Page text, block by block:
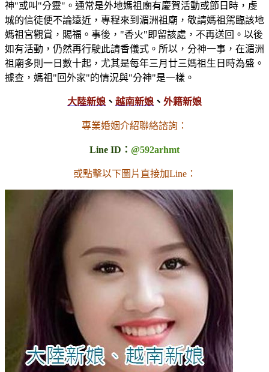
神"或叫"分靈"。通常是外地媽祖廟有慶賀活動或節日時，虔
城的信徒便不論遠近，專程來到湄洲祖廟，敬請媽祖駕臨該地
媽祖宮觀賞，賜福。事後，"香火"即留該處，不再送回。以後
如有活動，仍然再行駛此請香儀式。所以，分神一事，在湄洲
祖廟多則一日數十起，尤其是每年三月廿三媽祖生日時為盛。
據查，媽祖"回外家"的情況與"分神"是一樣。
大陸新娘 、 越南新娘 、 外籍新娘
專業婚姻介紹聯絡諮詢：
Line ID： @592arhmt
或點擊以下圖片直接加Line：